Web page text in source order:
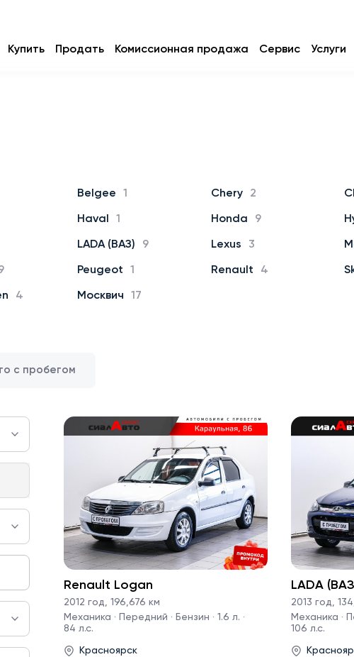
Купить Продать Комиссионная продажа Сервис Услуги
Belgee 1 Chery 2
Haval 1 Honda 9
LADA (ВАЗ) 9 Lexus 3
Peugeot 1 Renault 4
4 Москвич 17
с пробегом
Renault Logan
2012 год, 196,676 км
Механика · Передний · Бензин · 1.6 л. ·
84 л.с.
Красноярск
LADA
2013 год,
Механика ·
106 л.с.